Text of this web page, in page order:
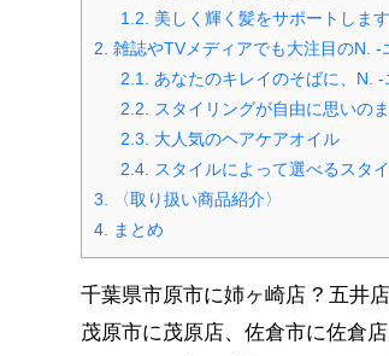
1.2. 美しく輝く髪をサポートします
2. 雑誌やTVメディアでも大注目のN. -
2.1. あなたのキレイのそばに、N. -
2.2. スタイリングが自由に思いの
2.3. 大人気のヘアケアオイル
2.4. スタイルによって選べるスタ
3. 〈取り扱い商品紹介〉
4. まとめ
千葉県市原市に姉ヶ崎店 ? 五井
茂原市に茂原店、佐倉市に佐倉